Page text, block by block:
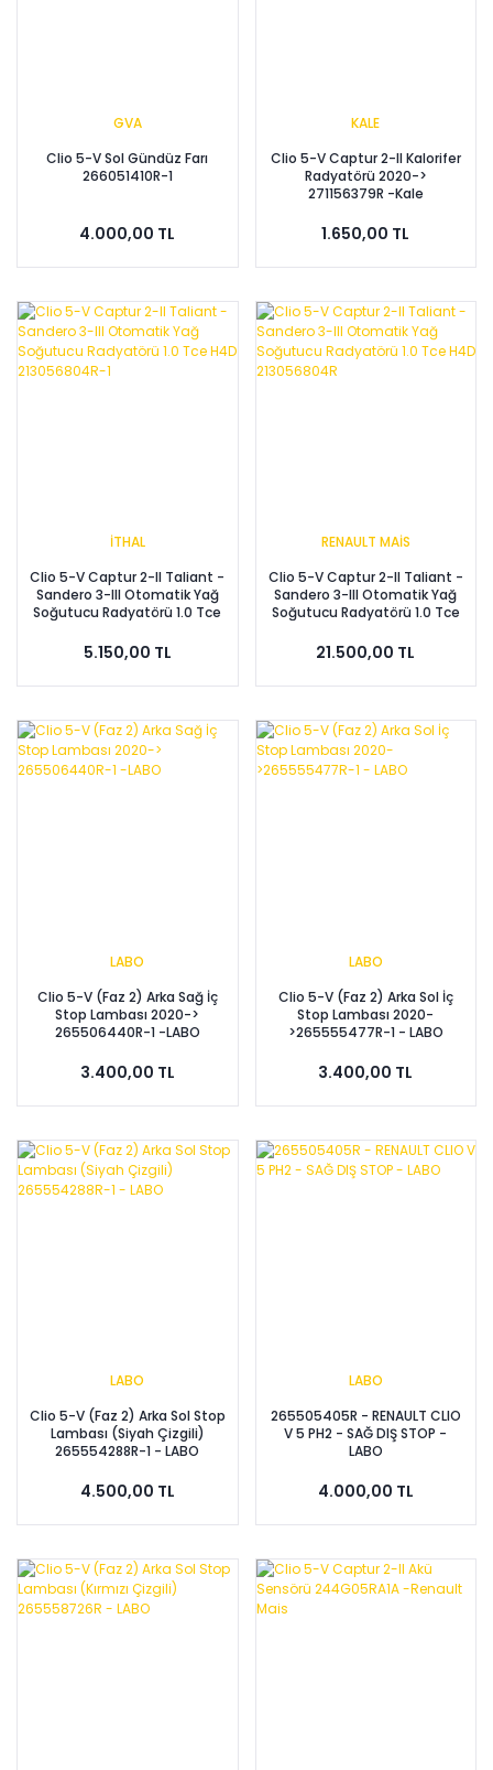
GVA
Clio 5-V Sol Gündüz Farı
266051410R-1
4.000,00 TL
KALE
Clio 5-V Captur 2-II Kalorifer
Radyatörü 2020->
271156379R -Kale
1.650,00 TL
İTHAL
Clio 5-V Captur 2-II Taliant -
Sandero 3-III Otomatik Yağ
Soğutucu Radyatörü 1.0 Tce
5.150,00 TL
RENAULT MAİS
Clio 5-V Captur 2-II Taliant -
Sandero 3-III Otomatik Yağ
Soğutucu Radyatörü 1.0 Tce
21.500,00 TL
LABO
Clio 5-V (Faz 2) Arka Sağ İç
Stop Lambası 2020->
265506440R-1 -LABO
3.400,00 TL
LABO
Clio 5-V (Faz 2) Arka Sol İç
Stop Lambası 2020-
>265555477R-1 - LABO
3.400,00 TL
LABO
Clio 5-V (Faz 2) Arka Sol Stop
Lambası (Siyah Çizgili)
265554288R-1 - LABO
4.500,00 TL
LABO
265505405R - RENAULT CLIO
V 5 PH2 - SAĞ DIŞ STOP -
LABO
4.000,00 TL